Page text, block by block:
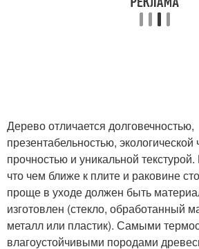
Дерево отличается долговечностью,
презентабельностью, экологической
прочностью и уникальной
что чем ближе к плите и раковине
проще в уходе должен быть
изготовлен (стекло, обработанный
металл или пластик). Самыми
влагоустойчивыми породами